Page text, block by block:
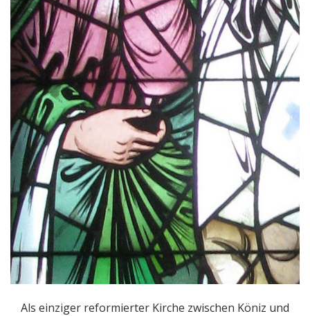
Als einziger reformierter Kirche zwischen Köniz und